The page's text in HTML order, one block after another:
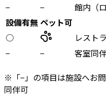
−
−
館内（
設備有無 ペット可
○
レスト
−
−
客室同
※「−」の項目は施設へお問
同伴可